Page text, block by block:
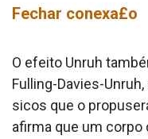
Fechar conexa£o
O efeito Unruh
Fulling-Davies-
sicos que o
afirma que um corpo